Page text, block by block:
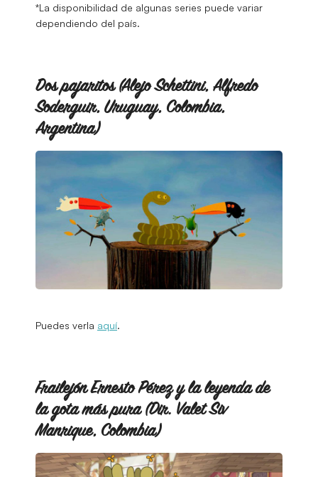
*La disponibilidad de algunas series puede variar
dependiendo del país.
Dos pajaritos (Alejo Schettini, Alfredo
Soderguir, Uruguay, Colombia,
Argentina)
Puedes verla aquí.
Frailejón Ernesto Pérez y la leyenda de
la gota más pura (Dir. Valet Siv
Manrique, Colombia)